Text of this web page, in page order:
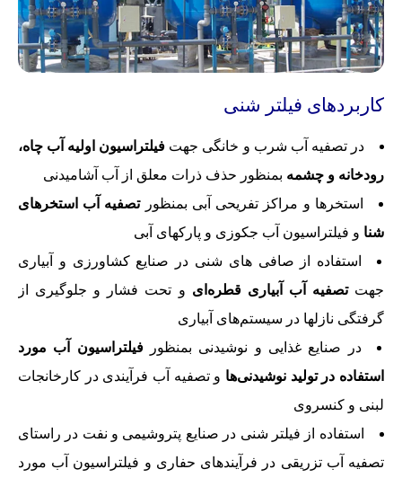
کاربردهای فیلتر شنی
در تصفیه آب شرب و خانگی جهت فیلتراسیون اولیه آب چاه،
رودخانه و چشمه بمنظور حذف ذرات معلق از آب آشامیدنی
استخرها و مراکز تفریحی آبی بمنظورتصفیه آب استخرهای
شنا و فیلتراسیون آب جکوزی و پارکهای آبی
استفاده از صافی های شنی در صنایع کشاورزی و آبیاری
جهت تصفیه آب آبیاری قطره‌ای و تحت فشار و جلوگیری از
گرفتگی نازلها در سیستم‌های آبیاری
در صنایع غذایی و نوشیدنی بمنظورفیلتراسیون آب مورد
استفاده در تولید نوشیدنی‌ها و تصفیه آب فرآیندی در کارخانجات
لبنی و کنسروی
استفاده از فیلتر شنی در صنایع پتروشیمی و نفت در راستای
تصفیه آب تزریقی در فرآیندهای حفاری و فیلتراسیون آب مورد